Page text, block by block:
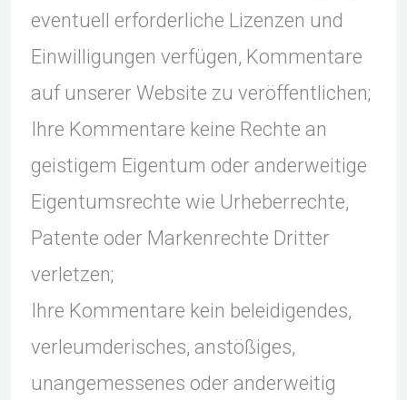
eventuell erforderliche Lizenzen und
Einwilligungen verfügen, Kommentare
auf unserer Website zu veröffentlichen;
Ihre Kommentare keine Rechte an
geistigem Eigentum oder anderweitige
Eigentumsrechte wie Urheberrechte,
Patente oder Markenrechte Dritter
verletzen;
Ihre Kommentare kein beleidigendes,
verleumderisches, anstößiges,
unangemessenes oder anderweitig